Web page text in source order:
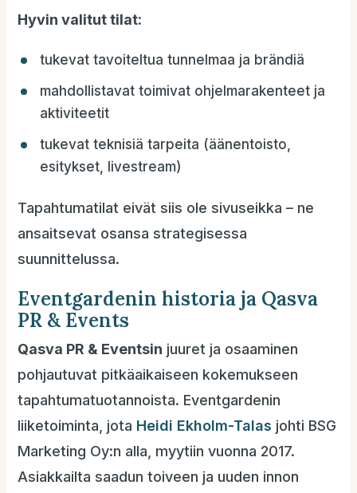
Hyvin valitut tilat:
tukevat tavoiteltua tunnelmaa ja brändiä
mahdollistavat toimivat ohjelmarakenteet ja
aktiviteetit
tukevat teknisiä tarpeita (äänentoisto,
esitykset, livestream)
Tapahtumatilat eivät siis ole sivuseikka – ne
ansaitsevat osansa strategisessa
suunnittelussa.
Eventgardenin historia ja Qasva
PR & Events
Qasva PR & Eventsin juuret ja osaaminen
pohjautuvat pitkäaikaiseen kokemukseen
tapahtumatuotannoista. Eventgardenin
liiketoiminta, jota Heidi Ekholm-Talas johti BSG
Marketing Oy:n alla, myytiin vuonna 2017.
Asiakkailta saadun toiveen ja uuden innon